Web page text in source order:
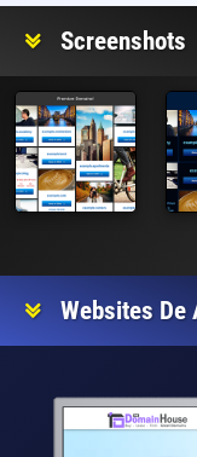
Screenshots
Websites De